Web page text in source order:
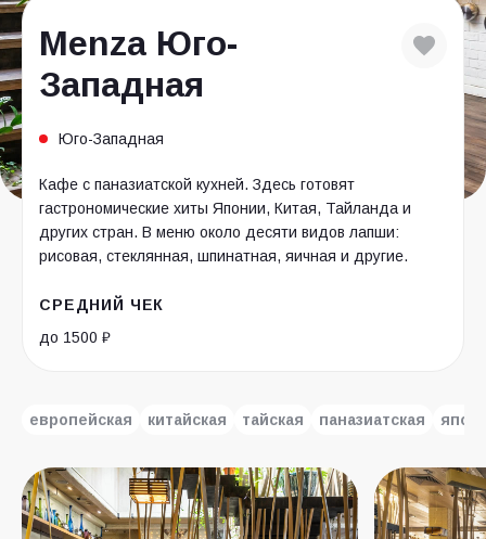
Menza Юго-
Западная
Юго-Западная
Кафе с паназиатской кухней. Здесь готовят
гастрономические хиты Японии, Китая, Тайланда и
других стран. В меню около десяти видов лапши:
рисовая, стеклянная, шпинатная, яичная и другие.
СРЕДНИЙ ЧЕК
до 1500 ₽
европейская китайская тайская паназиатская